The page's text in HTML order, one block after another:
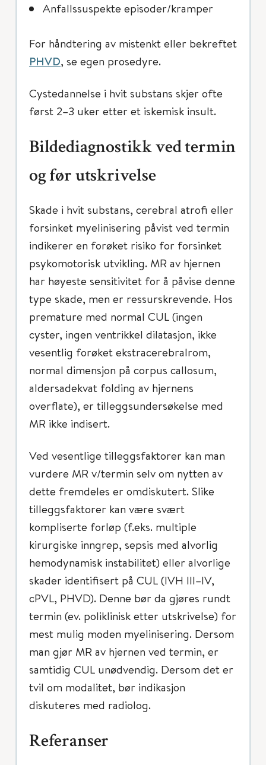
Anfallssuspekte episoder/kramper
For håndtering av mistenkt eller bekreftet
PHVD, se egen prosedyre.
Cystedannelse i hvit substans skjer ofte
først 2–3 uker etter et iskemisk insult.
Bildediagnostikk ved termin
og før utskrivelse
Skade i hvit substans, cerebral atrofi eller
forsinket myelinisering påvist ved termin
indikerer en forøket risiko for forsinket
psykomotorisk utvikling. MR av hjernen
har høyeste sensitivitet for å påvise denne
type skade, men er ressurskrevende. Hos
premature med normal CUL (ingen
cyster, ingen ventrikkel dilatasjon, ikke
vesentlig forøket ekstracerebralrom,
normal dimensjon på corpus callosum,
aldersadekvat folding av hjernens
overflate), er tilleggsundersøkelse med
MR ikke indisert.
Ved vesentlige tilleggsfaktorer kan man
vurdere MR v/termin selv om nytten av
dette fremdeles er omdiskutert. Slike
tilleggsfaktorer kan være svært
kompliserte forløp (f.eks. multiple
kirurgiske inngrep, sepsis med alvorlig
hemodynamisk instabilitet) eller alvorlige
skader identifisert på CUL (IVH III–IV,
cPVL, PHVD). Denne bør da gjøres rundt
termin (ev. poliklinisk etter utskrivelse) for
mest mulig moden myelinisering. Dersom
man gjør MR av hjernen ved termin, er
samtidig CUL unødvendig. Dersom det er
tvil om modalitet, bør indikasjon
diskuteres med radiolog.
Referanser